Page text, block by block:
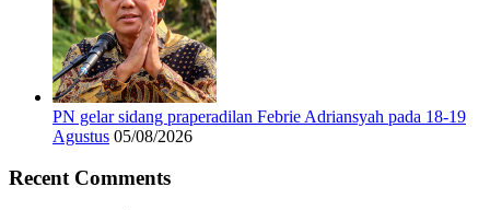
PN gelar sidang praperadilan Febrie Adriansyah pada 18-19
Agustus 05/08/2026
Recent Comments